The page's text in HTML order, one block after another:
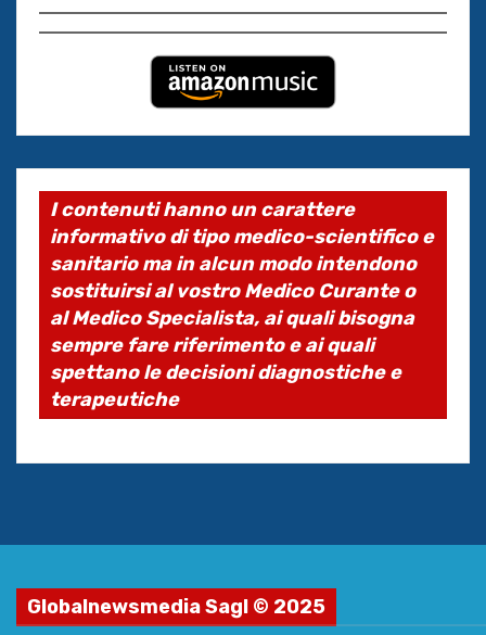
I contenuti hanno un carattere
informativo di tipo medico-scientifico e
sanitario ma in alcun modo intendono
sostituirsi al vostro Medico Curante o
al Medico Specialista, ai quali bisogna
sempre fare riferimento e ai quali
spettano le decisioni diagnostiche e
terapeutiche
Globalnewsmedia Sagl © 2025